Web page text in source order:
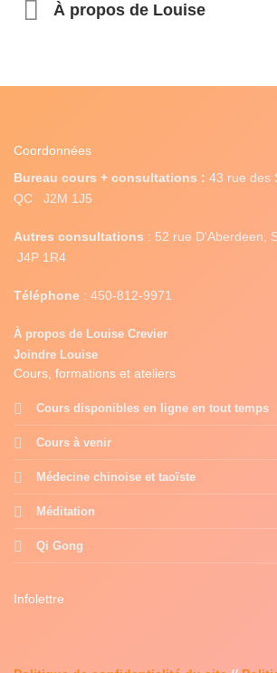
À propos de Louise
Coordonnées
Bureau cours + consultations : 43 rue des
QC J2M 1J5
Autres consultations : 52 rue D'Aberdeen,
J4P 1R4
Téléphone : 450-812-9971
À propos de Louise Crevier
Joindre Louise
Cours, formations et ateliers
Cours disponibles en ligne en tout temps
Cours à venir
Médecine chinoise et taoïste
Méditation
Qi Gong
Infolettre